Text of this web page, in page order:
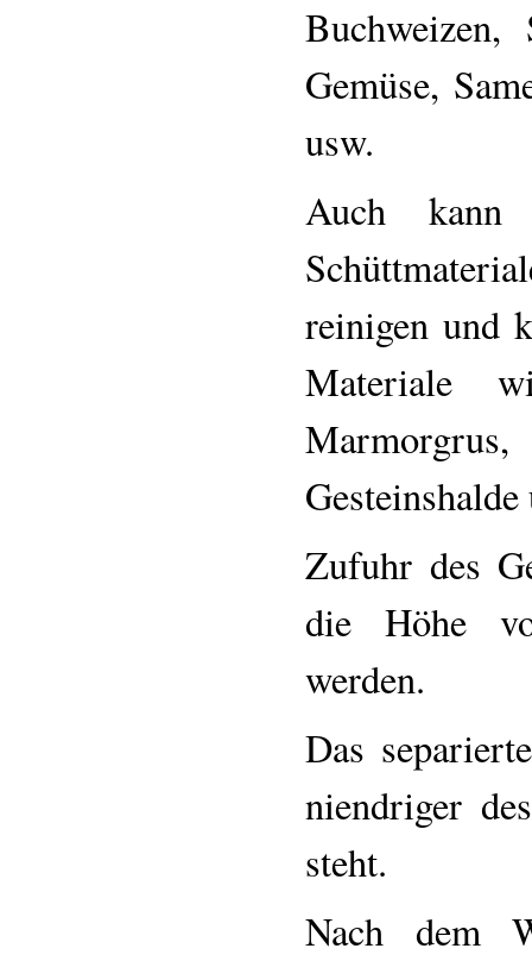
Gemüse,
usw.
Auch kann
reinigen und
Materiale
Gesteinshalde
Zufuhr des
die Höhe
werden.
Das
niendriger
steht.
Nach dem